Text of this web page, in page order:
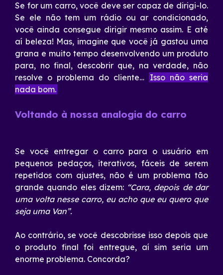
Se for um carro, você deve ser capaz de dirigi-lo.
Se ele não tem um rádio ou ar condicionado,
você ainda consegue dirigir mesmo assim. E até
aí beleza! Mas, imagine que você já gastou uma
grana e muito tempo desenvolvendo um produto
para, no final, descobrir que, na verdade, não
resolve o problema do cliente… Isso não seria
nada bom.
Voltando à nossa analogia do carro
Se você entregar o carro para o usuário em
pequenos pedaços, iterativos, fáceis de serem
repetidos com ajustes, não é um problema tão
grande quando eles dizem: “Cara, depois de dar
uma volta nesse carro, eu acho que eu quero que
seja uma Van”.
Ao contrário, se você descobrisse isso depois que
o produto final foi entregue, aí sim seria um
enorme problema. Concorda?